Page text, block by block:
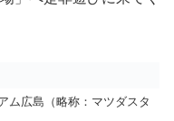
ム広島（略称：マツダスタ